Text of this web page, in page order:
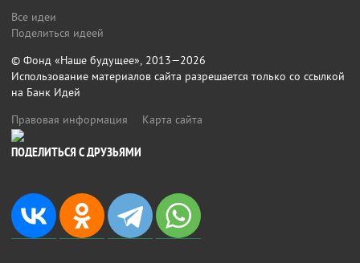
Все идеи
Поделиться идеей
© Фонд «Наше будущее», 2013—2026
Использование материалов сайта разрешается только со ссылкой
на Банк Идей
Правовая информация
Карта сайта
ПОДЕЛИТЬСЯ С ДРУЗЬЯМИ